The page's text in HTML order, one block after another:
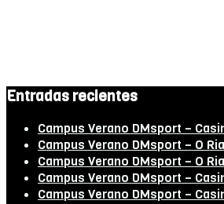
Entradas recientes
Campus Verano DMsport –
Campus Verano DMsport – O
Campus Verano DMsport – O
Campus Verano DMsport –
Campus Verano DMsport –